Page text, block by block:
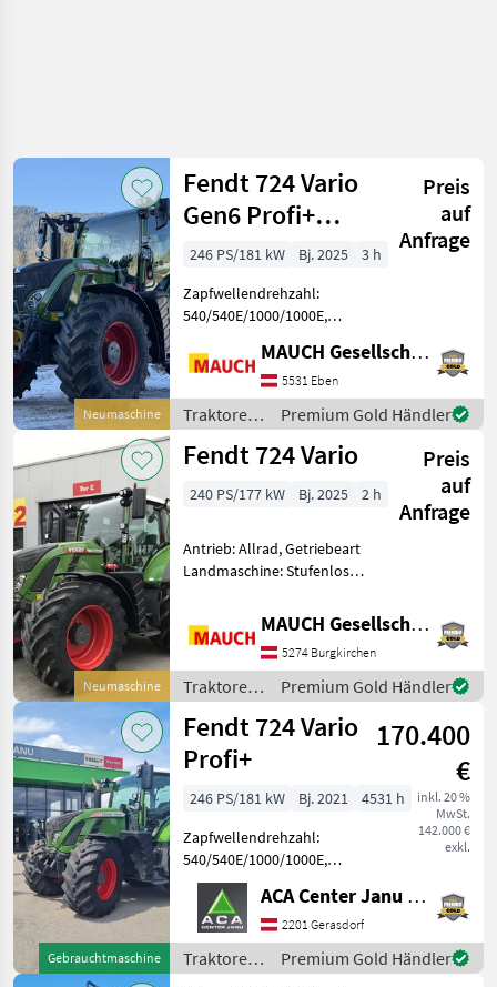
Neumaschine
Fendt 724 Vario
Gen6 Profi+
Setting 2
Preis
auf
Anfrage
246 PS/181 kW Bj. 2025
3 h
Zapfwellendrehzahl:
540/540E/1000/1000E,
automatisch,
Kreuzsteuerhebel:
elektrisch, Oberlenker
hinten: hydraulisch,
Bolzengröße
Anhängevorrichtung (m
MAUCH Gesellschaft m.b.H. & Co.KG, Eben
5531 Eben
Traktoren
/ Fendt
Premium Gold Händler
Neumaschine
Fendt 724 Vario
Preis
auf
Anfrage
240 PS/177 kW Bj. 2025 2 h
Antrieb: Allrad, Getriebeart
Landmaschine: Stufenloses
Zapfwellendrehzahl:
540/540E/1000,
Höchstgeschwindigkeit in
km/h: 50 km/h, Aufladung:
MAUCH Gesellschaft m.b.H. & Co.KG
5274 Burgkirchen
Traktoren
/ Fendt
Premium Gold Händler
Gebrauchtmaschine
Fendt 724 Vario
Profi+
170.400
€
inkl. 20 %
MwSt.
142.000 €
exkl.
246 PS/181 kW Bj. 2021
4531 h
Zapfwellendrehzahl:
540/540E/1000/1000E,
Abgasstufe: Tier 5,
Aufladung: Turbolader mit
Ladeluftkühlung,
Höchstgeschwindigkeit in
km/h: 50 km/h, Getriebeart
ACA Center Janu GmbH
2201 Gerasdorf
Traktoren
/ Fendt
Premium Gold Händler